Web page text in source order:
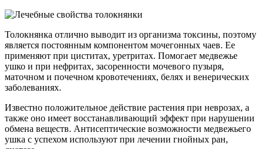
Толокнянка отлично выводит из организма токсины, поэтому
является постоянным компонентом мочегонных чаев. Ее
применяют при циститах, уретритах. Помогает медвежье
ушко и при нефритах, засоренности мочевого пузыря,
маточном и почечном кровотечениях, белях и венерических
заболеваниях.
Известно положительное действие растения при неврозах, а
также оно имеет восстанавливающий эффект при нарушении
обмена веществ. Антисептические возможности медвежьего
ушка с успехом используют при лечении гнойных ран,